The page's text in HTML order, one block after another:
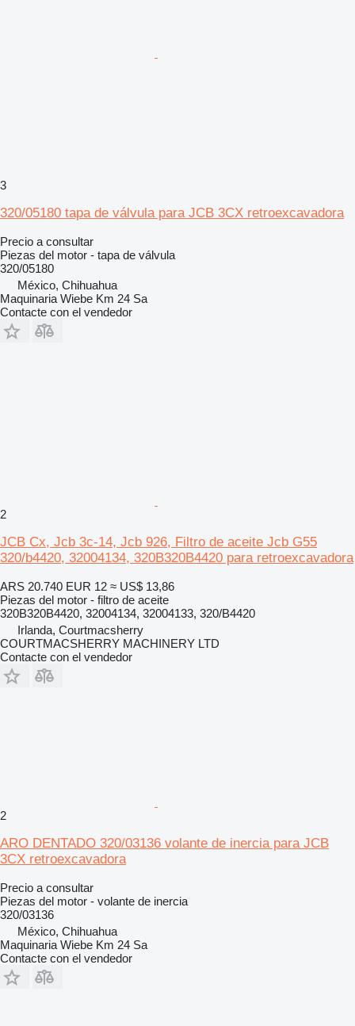
3
320/05180 tapa de válvula para JCB 3CX retroexcavadora
Precio a consultar
Piezas del motor - tapa de válvula
320/05180
México, Chihuahua
Maquinaria Wiebe Km 24 Sa
Contacte con el vendedor
2
JCB Cx, Jcb 3c-14, Jcb 926, Filtro de aceite Jcb G55
320/b4420, 32004134, 320B320B4420 para retroexcavadora
ARS 20.740 EUR 12 ≈ US$ 13,86
Piezas del motor - filtro de aceite
320B320B4420, 32004134, 32004133, 320/B4420
Irlanda, Courtmacsherry
COURTMACSHERRY MACHINERY LTD
Contacte con el vendedor
2
ARO DENTADO 320/03136 volante de inercia para JCB
3CX retroexcavadora
Precio a consultar
Piezas del motor - volante de inercia
320/03136
México, Chihuahua
Maquinaria Wiebe Km 24 Sa
Contacte con el vendedor